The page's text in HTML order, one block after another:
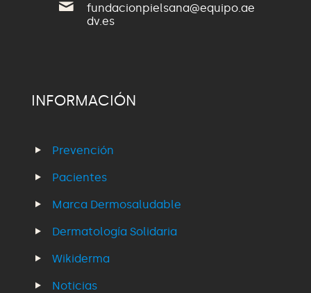
fundacionpielsana@equipo.ae
dv.es
INFORMACIÓN
Prevención
Pacientes
Marca Dermosaludable
Dermatología Solidaria
Wikiderma
Noticias